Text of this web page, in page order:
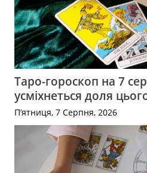
Таро-гороскоп на 7
усміхнеться доля
П’ятниця, 7 Серпня, 2026